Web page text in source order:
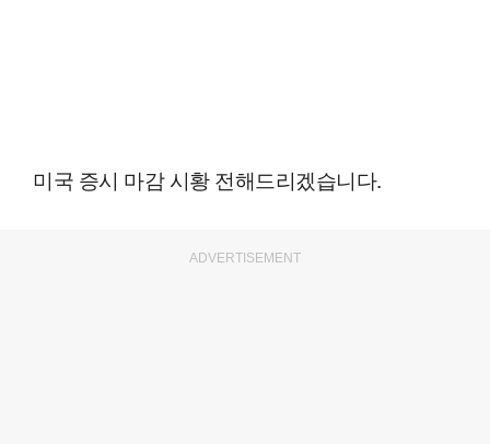
미국 증시 마감 시황 전해드리겠습니다.
ADVERTISEMENT